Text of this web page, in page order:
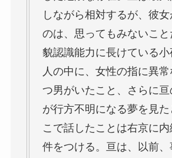
しながら相対するが、彼
のは、思ってもみないこ
貌認識能力に長けている
人の中に、女性の指に異
つ男がいたこと、さらに亘
が行方不明になる夢を見た
こで話したことは右京に
件をつける。亘は、以前、